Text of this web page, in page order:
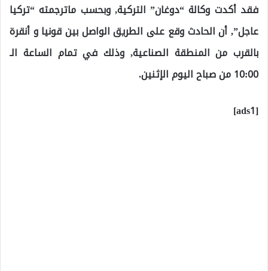
فقد أكدت وكالة “دوغان” التركية, وبحسب ماترجمته “تركيا
عاجل”, أن الحادث وقع على الطريق الواصل بين قونيا و أنقرة
بالقرب من المنطقة الصناعية, وذلك في تمام الساعة الـ
10:00 من صباح اليوم الإثنين.
[ads1]